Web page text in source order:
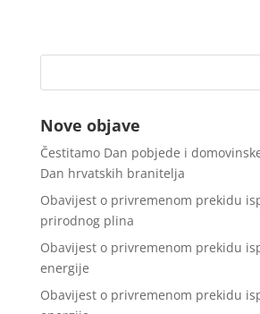
Nove objave
Čestitamo Dan pobjede i
Dan hrvatskih branitelja
Obavijest o privremenom prekidu
prirodnog plina
Obavijest o privremenom prekidu
energije
Obavijest o privremenom prekidu